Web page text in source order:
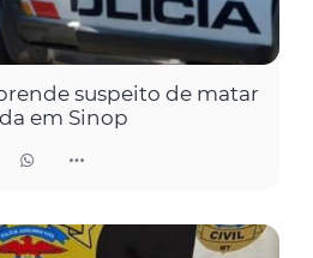
suspeito de matar
em Sinop